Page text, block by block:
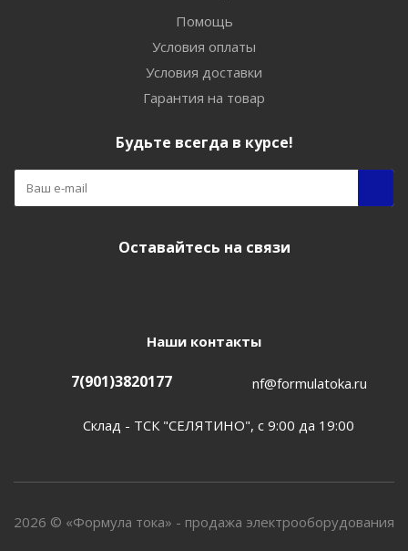
Помощь
Условия оплаты
Условия доставки
Гарантия на товар
Будьте всегда в курсе!
Оставайтесь на связи
Наши контакты
7(901)3820177 nf@formulatoka.ru
Склад - ТСК "СЕЛЯТИНО", с 9:00 да 19:00
2026 © «Формула тока» - продажа электрооборудования